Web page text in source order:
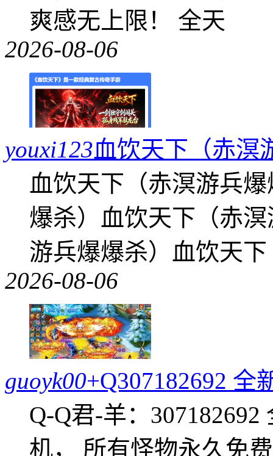
爽感无上限！ 全天
2026-08-06
youxi123血饮天下（赤溟
血饮天下（赤溟游兵
爆杀）血饮天下（赤
游兵爆爆杀）血饮天
2026-08-06
guoyk00+Q307182692
Q-Q君-羊：
机， 所有怪物永久免